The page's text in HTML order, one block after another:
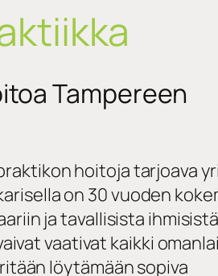
Tampereen
hoitoja tarjoava
on 30 vuoden
ja tavallisista ihmisistä
vaativat kaikki
löytämään sopiva